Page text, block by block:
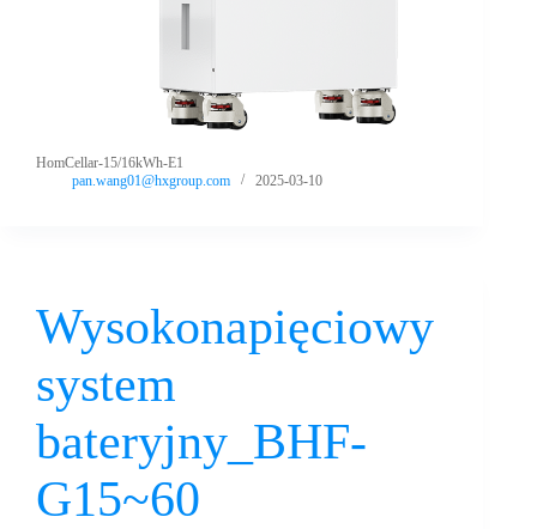
HomCellar-15/16kWh-E1
pan.wang01@hxgroup.com
2025-03-10
Wysokonapięciowy
system
bateryjny_BHF-
G15~60